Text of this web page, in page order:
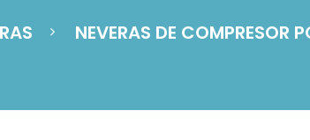
NEVERAS DE COMPRESOR